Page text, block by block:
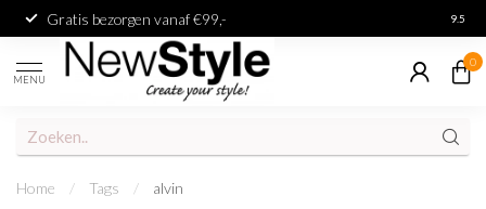
Gratis bezorgen vanaf €99,- 9.5
MENU
0
Home / Tags / alvin